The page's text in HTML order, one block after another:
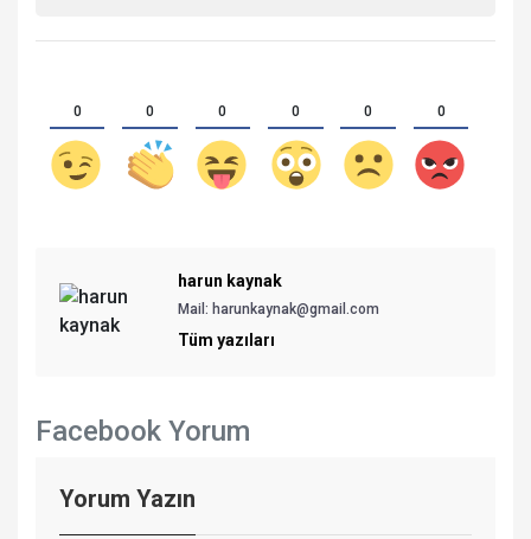
0 0 0 0 0 0
harun kaynak
Mail: harunkaynak@gmail.com
Tüm yazıları
Facebook Yorum
Yorum Yazın